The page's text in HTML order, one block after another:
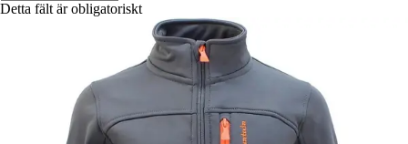
Detta fält är obligatoriskt